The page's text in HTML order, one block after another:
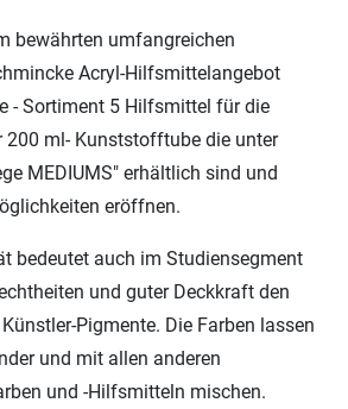
bewährten umfangreichen
Acryl-Hilfsmittelangebot
- Sortiment 5 Hilfsmittel für die
200 ml- Kunststofftube die unter
MEDIUMS" erhältlich sind und
eröffnen.
bedeutet auch im Studiensegment
und guter Deckkraft den
Pigmente. Die Farben lassen
und mit allen anderen
und -Hilfsmitteln mischen.